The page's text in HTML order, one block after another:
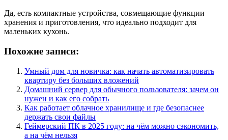
Да, есть компактные устройства, совмещающие функции
хранения и приготовления, что идеально подходит для
маленьких кухонь.
Похожие записи:
Умный дом для новичка: как начать автоматизировать
квартиру без больших вложений
Домашний сервер для обычного пользователя: зачем он
нужен и как его собрать
Как работает облачное хранилище и где безопаснее
держать свои файлы
Геймерский ПК в 2025 году: на чём можно сэкономить,
а на чём нельзя